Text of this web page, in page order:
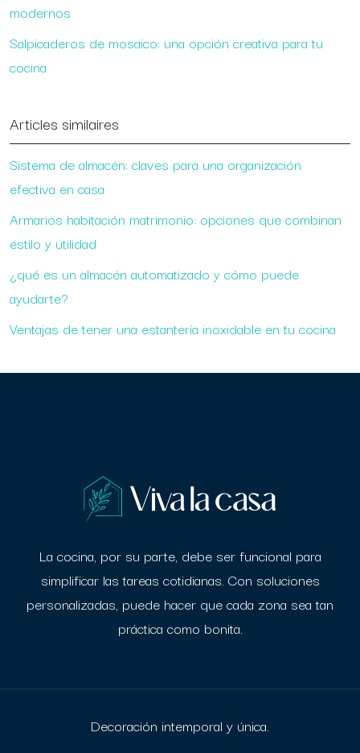
modernos
Salpicaderos de mosaico: una opción creativa para tu
cocina
Articles similaires
Sistema de almacén: claves para una organización
efectiva en casa
Armarios habitación matrimonio: opciones que combinan
estilo y utilidad
¿qué es un almacén automatizado y cómo puede
ayudarte?
Ventajas de tener una estantería inoxidable en tu cocina
La cocina, por su parte, debe ser funcional para
simplificar las tareas cotidianas. Con soluciones
personalizadas, puede hacer que cada zona sea tan
práctica como bonita.
Decoración intemporal y única.